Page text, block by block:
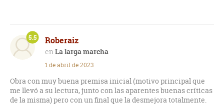
Roberaiz
La larga marcha
5.5
1 de abril de 2023
Obra con muy buena premisa inicial (motivo principal que
me llevó a su lectura, junto con las aparentes buenas críticas
de la misma) pero con un final que la desmejora totalmente.